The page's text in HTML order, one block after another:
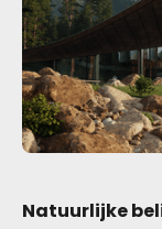
Natuurlijke